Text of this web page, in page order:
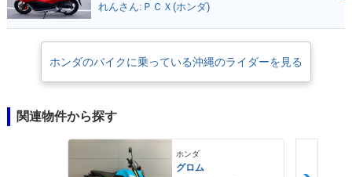
れんさん:ＰＣＸ(ホンダ)
ホンダのバイクに乗っている沖縄のライダーを見る
関連物件から探す
ホンダ
グロム